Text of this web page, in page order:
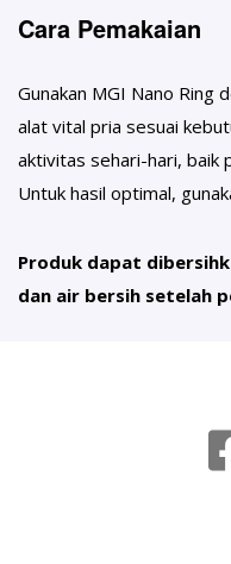
Cara Pemakaian
Gunakan MGI Nano Ring
alat vital pria sesuai
aktivitas sehari-hari, baik
Untuk hasil optimal,
Produk dapat
dan air bersih setelah